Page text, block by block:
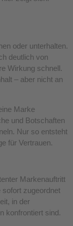
oder unterhalten.
deutlich von
Wirkung schnell.
– aber nicht an
Marke
und Botschaften
Nur so entsteht
für Vertrauen.
Markenauftritt
sofort zugeordnet
in der
konfrontiert sind.